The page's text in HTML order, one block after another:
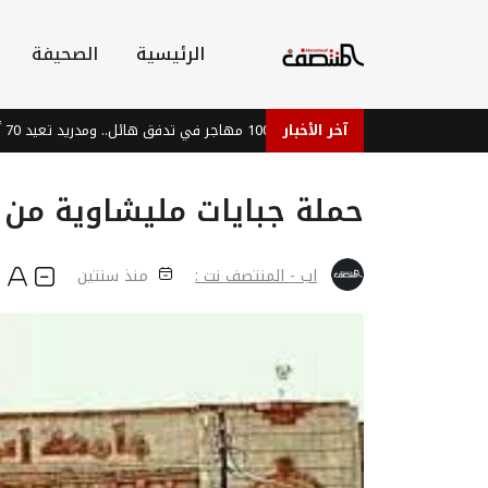
الرئيسية الصحيفة
آخر الأخبارسبتة: مصرع 100 مهاجر في تدفق هائل.. ومدريد تعيد 70 ألفاً للمغرب
حملة جبايات مليشاوية
اب - المنتصف نت : منذ سنتين